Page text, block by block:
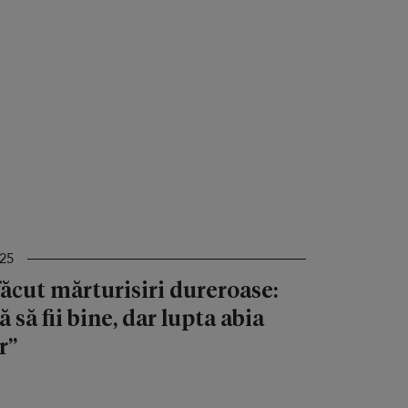
mărturisiri dureroase:
să fii bine, dar lupta abia